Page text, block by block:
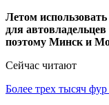
Летом
для
поэтому Минск и
Сейчас читают
Более трех тысяч